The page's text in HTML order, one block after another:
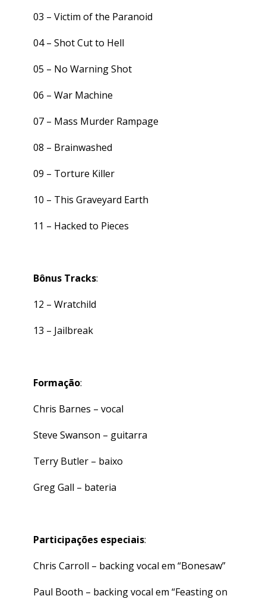
03 – Victim of the Paranoid
04 – Shot Cut to Hell
05 – No Warning Shot
06 – War Machine
07 – Mass Murder Rampage
08 – Brainwashed
09 – Torture Killer
10 – This Graveyard Earth
11 – Hacked to Pieces
Bônus Tracks:
12 – Wratchild
13 – Jailbreak
Formação:
Chris Barnes – vocal
Steve Swanson – guitarra
Terry Butler – baixo
Greg Gall – bateria
Participações especiais:
Chris Carroll – backing vocal em “Bonesaw”
Paul Booth – backing vocal em “Feasting on